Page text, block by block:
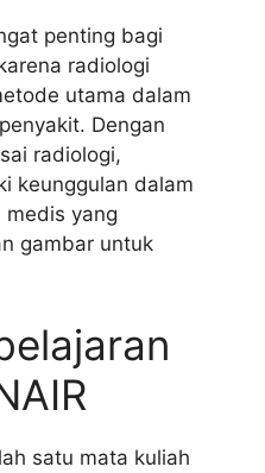
penting bagi
radiologi
utama dalam
Dengan
radiologi,
keunggulan dalam
medis yang
gambar untuk
satu mata kuliah